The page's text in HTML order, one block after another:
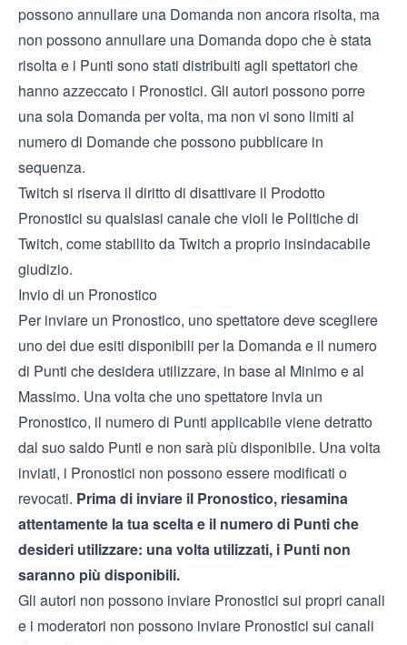
possono annullare una Domanda non ancora risolta, ma
non possono annullare una Domanda dopo che è stata
risolta e i Punti sono stati distribuiti agli spettatori che
hanno azzeccato i Pronostici. Gli autori possono porre
una sola Domanda per volta, ma non vi sono limiti al
numero di Domande che possono pubblicare in
sequenza.
Twitch si riserva il diritto di disattivare il Prodotto
Pronostici su qualsiasi canale che violi le Politiche di
Twitch, come stabilito da Twitch a proprio insindacabile
giudizio.
Invio di un Pronostico
Per inviare un Pronostico, uno spettatore deve scegliere
uno dei due esiti disponibili per la Domanda e il numero
di Punti che desidera utilizzare, in base al Minimo e al
Massimo. Una volta che uno spettatore invia un
Pronostico, il numero di Punti applicabile viene detratto
dal suo saldo Punti e non sarà più disponibile. Una volta
inviati, i Pronostici non possono essere modificati o
revocati. Prima di inviare il Pronostico, riesamina
attentamente la tua scelta e il numero di Punti che
desideri utilizzare: una volta utilizzati, i Punti non
saranno più disponibili.
Gli autori non possono inviare Pronostici sui propri canali
e i moderatori non possono inviare Pronostici sui canali